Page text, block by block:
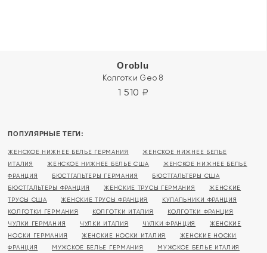
Oroblu
Колготки Geo 8
1 510 ₽
ПОПУЛЯРНЫЕ ТЕГИ:
ЖЕНСКОЕ НИЖНЕЕ БЕЛЬЕ ГЕРМАНИЯ
ЖЕНСКОЕ НИЖНЕЕ БЕЛЬЕ
ИТАЛИЯ
ЖЕНСКОЕ НИЖНЕЕ БЕЛЬЕ США
ЖЕНСКОЕ НИЖНЕЕ БЕЛЬЕ
ФРАНЦИЯ
БЮСТГАЛЬТЕРЫ ГЕРМАНИЯ
БЮСТГАЛЬТЕРЫ США
БЮСТГАЛЬТЕРЫ ФРАНЦИЯ
ЖЕНСКИЕ ТРУСЫ ГЕРМАНИЯ
ЖЕНСКИЕ
ТРУСЫ США
ЖЕНСКИЕ ТРУСЫ ФРАНЦИЯ
КУПАЛЬНИКИ ФРАНЦИЯ
КОЛГОТКИ ГЕРМАНИЯ
КОЛГОТКИ ИТАЛИЯ
КОЛГОТКИ ФРАНЦИЯ
ЧУЛКИ ГЕРМАНИЯ
ЧУЛКИ ИТАЛИЯ ЧУЛКИ ФРАНЦИЯ
ЖЕНСКИЕ
НОСКИ ГЕРМАНИЯ
ЖЕНСКИЕ НОСКИ ИТАЛИЯ
ЖЕНСКИЕ НОСКИ
ФРАНЦИЯ
МУЖСКОЕ БЕЛЬЕ ГЕРМАНИЯ
МУЖСКОЕ БЕЛЬЕ ИТАЛИЯ